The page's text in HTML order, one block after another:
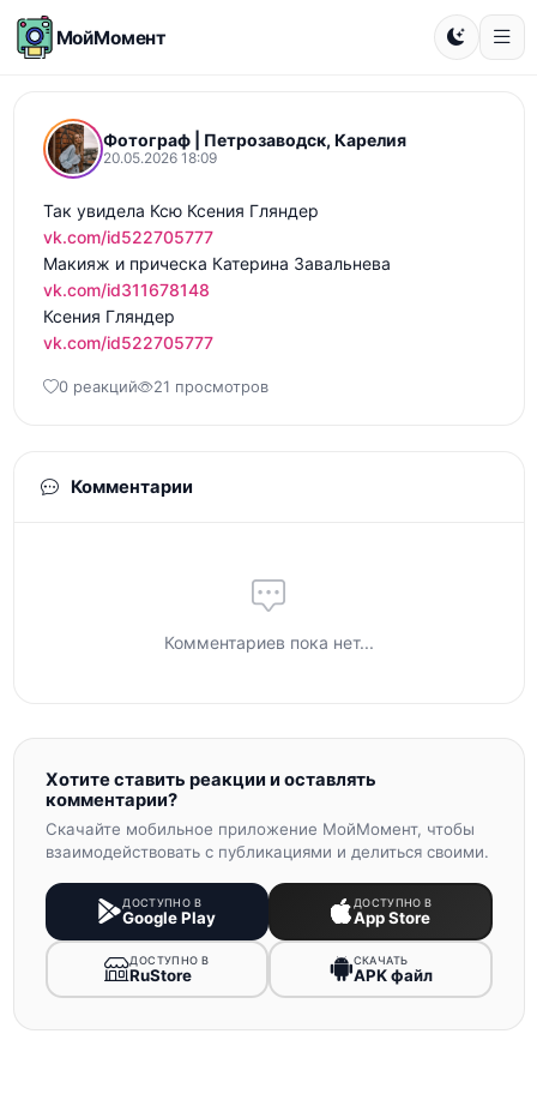
МойМомент
Фотограф | Петрозаводск, Карелия
20.05.2026 18:09
vk.com/id522705777
vk.com/id311678148
vk.com/id522705777
0 реакций 21 просмотров
Комментарии
Комментариев пока нет...
Хотите ставить реакции и оставлять
комментарии?
Скачайте мобильное приложение МойМомент, чтобы
взаимодействовать с публикациями и делиться своими.
ДОСТУПНО В
Google Play
ДОСТУПНО В
App Store
ДОСТУПНО В
RuStore
СКАЧАТЬ
APK файл